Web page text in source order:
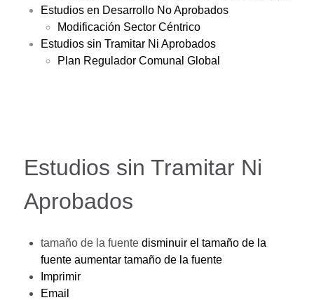
Estudios en Desarrollo No Aprobados
Modificación Sector Céntrico
Estudios sin Tramitar Ni Aprobados
Plan Regulador Comunal Global
Estudios sin Tramitar Ni
Aprobados
tamaño de la fuente disminuir el tamaño de la
fuente aumentar tamaño de la fuente
Imprimir
Email